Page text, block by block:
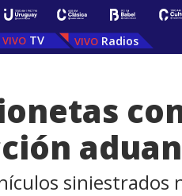
TV Radios
siniestrados